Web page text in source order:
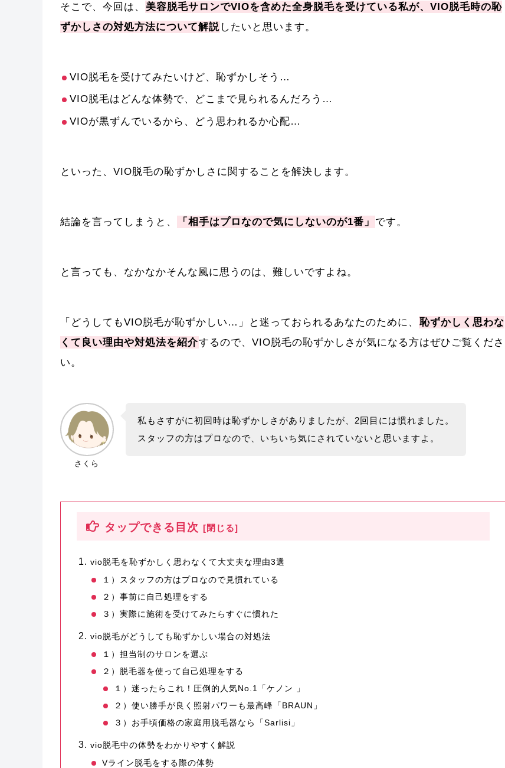
そこで、今回は、
美容脱毛サロンでVIOを含めた全身脱毛を受けている私が、VIO脱毛時の恥
ずかしさの対処方法について解説 したいと思います。
VIO脱毛を受けてみたいけど、恥ずかしそう…
VIO脱毛はどんな体勢で、どこまで見られるんだろう…
VIOが黒ずんでいるから、どう思われるか心配…
といった、VIO脱毛の恥ずかしさに関することを解決します。
結論を言ってしまうと、 「相手はプロなので気にしないのが1番」 です。
と言っても、なかなかそんな風に思うのは、難しいですよね。
「どうしてもVIO脱毛が恥ずかしい…」と迷っておられるあなたのために、 恥ずかしく思わな
くて良い理由や対処法を紹介するので、VIO脱毛の恥ずかしさが気になる方はぜひご覧くださ
い。
さくら
私もさすがに初回時は恥ずかしさがありましたが、2回目には慣れました。
スタッフの方はプロなので、いちいち気にされていないと思いますよ。
タップできる目次
vio脱毛を恥ずかしく思わなくて大丈夫な理由3選
１）スタッフの方はプロなので見慣れている
２）事前に自己処理をする
３）実際に施術を受けてみたらすぐに慣れた
vio脱毛がどうしても恥ずかしい場合の対処法
１）担当制のサロンを選ぶ
２）脱毛器を使って自己処理をする
１）迷ったらこれ！圧倒的人気No.1「ケノン 」
２）使い勝手が良く照射パワーも最高峰「BRAUN」
３）お手頃価格の家庭用脱毛器なら「Sarlisi」
vio脱毛中の体勢をわかりやすく解説
Vライン脱毛をする際の体勢